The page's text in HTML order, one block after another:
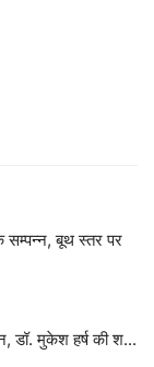
सम्पन्न, बूथ स्तर पर
डॉ. मुकेश हर्ष की श...